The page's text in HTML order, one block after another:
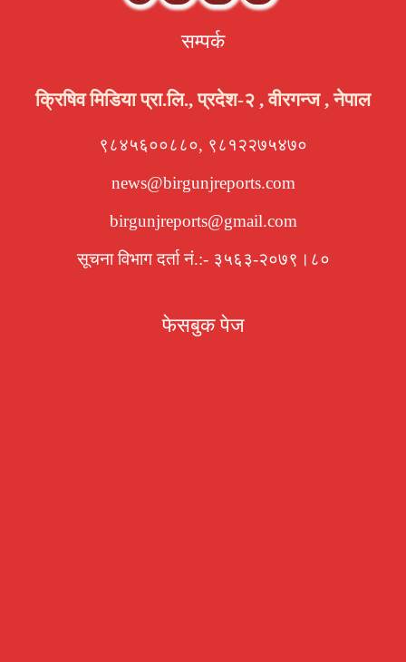
सम्पर्क
क्रिषिव मिडिया प्रा.लि., प्रदेश-२ , वीरगन्ज , नेपाल
९८४५६००८८०, ९८१२२७५४७०
news@birgunjreports.com
birgunjreports@gmail.com
सूचना विभाग दर्ता नं.:- ३५६३-२०७९।८०
फेसबुक पेज